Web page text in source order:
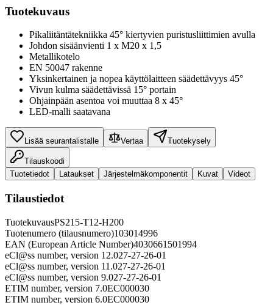
Tuotekuvaus
Pikaliitäntätekniikka 45° kiertyvien puristusliittimien avulla
Johdon sisäänvienti 1 x M20 x 1,5
Metallikotelo
EN 50047 rakenne
Yksinkertainen ja nopea käyttölaitteen säädettävyys 45°
Vivun kulma säädettävissä 15° portain
Ohjainpään asentoa voi muuttaa 8 x 45°
LED-malli saatavana
Lisää seurantalistalle Vertaa Tuotekysely
Tilauskoodi
Tuotetiedot
Lataukset Järjestelmäkomponentit Kuvat Videot
Tilaustiedot
TuotekuvausPS215-T12-H200
Tuotenumero (tilausnumero)103014996
EAN (European Article Number)4030661501994
eCl@ss number, version 12.027-27-26-01
eCl@ss number, version 11.027-27-26-01
eCl@ss number, version 9.027-27-26-01
ETIM number, version 7.0EC000030
ETIM number, version 6.0EC000030